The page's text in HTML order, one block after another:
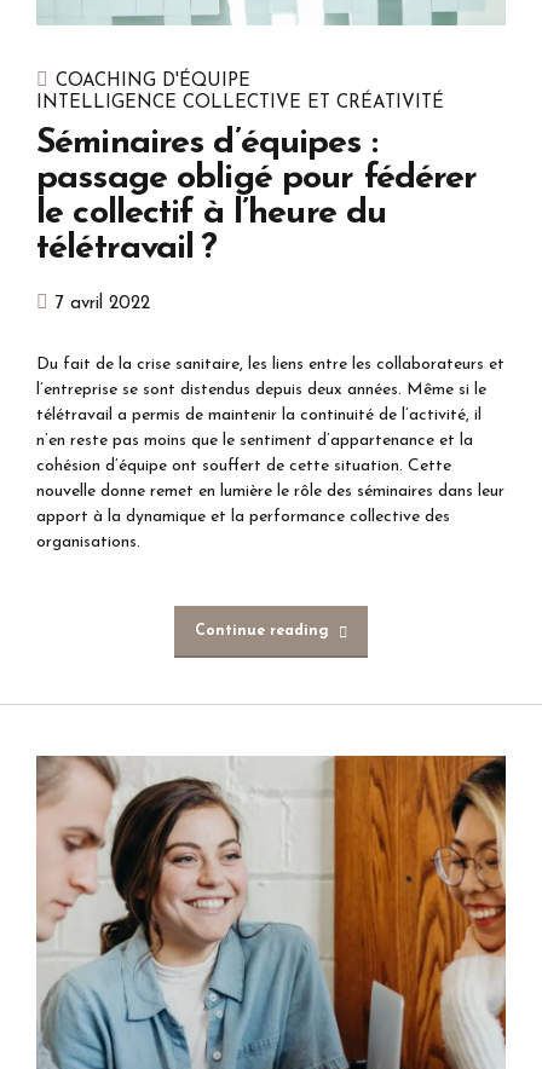
COACHING D'ÉQUIPE
INTELLIGENCE COLLECTIVE ET CRÉATIVITÉ
Séminaires d’équipes :
passage obligé pour fédérer
le collectif à l’heure du
télétravail ?
7 avril 2022
Du fait de la crise sanitaire, les liens entre les collaborateurs et
l’entreprise se sont distendus depuis deux années. Même si le
télétravail a permis de maintenir la continuité de l’activité, il
n’en reste pas moins que le sentiment d’appartenance et la
cohésion d’équipe ont souffert de cette situation. Cette
nouvelle donne remet en lumière le rôle des séminaires dans leur
apport à la dynamique et la performance collective des
organisations.
Continue reading